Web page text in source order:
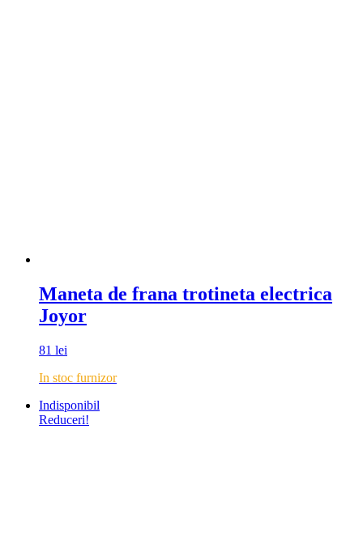
Maneta de frana trotineta electrica
Joyor
81 lei
In stoc furnizor
Indisponibil
Reduceri!